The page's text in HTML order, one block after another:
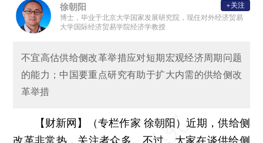
徐朝阳
博士，毕业于北京大学国家发展研究院，现任对外经济贸易
大学国际经济贸易学院经济学教授
+关注
不宜高估供给侧改革举措应对短期宏观经济周期问题
的能力；中国要重点研究有助于扩大内需的供给侧改
革举措
【财新网】（专栏作家 徐朝阳）近期，供给侧
改革非常热，关注者众多。不过，大家在谈供给侧